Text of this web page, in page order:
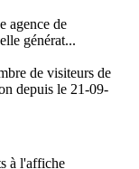
agence de
générat...
de visiteurs de
depuis le 21-09-
à l'affiche